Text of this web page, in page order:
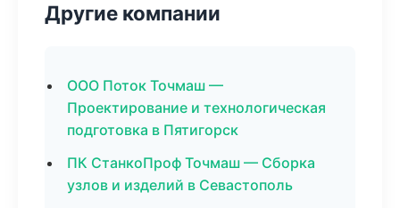
Другие компании
ООО Поток Точмаш —
Проектирование и технологическая
подготовка в Пятигорск
ПК СтанкоПроф Точмаш — Сборка
узлов и изделий в Севастополь